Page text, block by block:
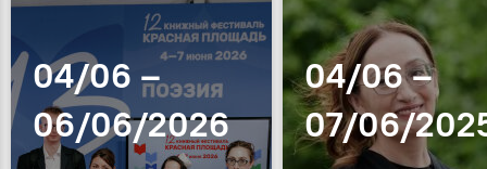
04/06 –
06/06/2026
04/06 –
07/06/